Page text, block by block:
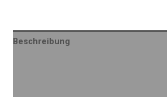
Beschreibung